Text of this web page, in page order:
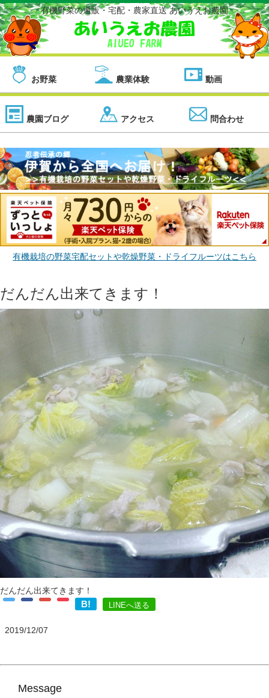
有機野菜の通販・宅配・農家直送 あいうえお農園
お野菜 農業体験 動画
農園ブログ アクセス 問合わせ
有機栽培の野菜宅配セットや乾燥野菜・ドライフルーツはこちら
だんだん出来てきます！
だんだん出来てきます！
B! LINEへ送る
2019/12/07
Message